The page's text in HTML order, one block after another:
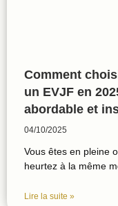
Comment
un EVJF en
abordable et
04/10/2025
Vous êtes en pleine
heurtez à la même
Lire la suite »